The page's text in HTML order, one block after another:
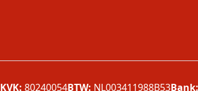
KVK: 80240054BTW: NL003411988B53Bank: